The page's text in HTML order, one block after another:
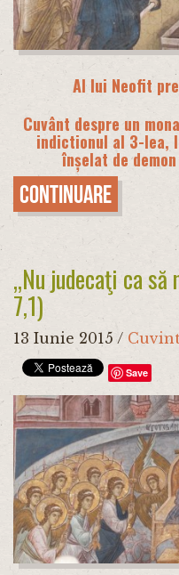
Al lui Neofit
Cuvânt despre un
indictionul al 3-lea,
înșelat de
Continuare
„Nu judecaţi ca
7,1)
13 Iunie 2015 /
Save